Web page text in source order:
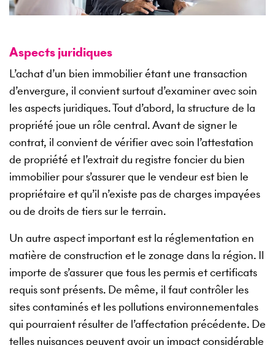
Aspects juridiques
L’achat d’un bien immobilier étant une transaction
d’envergure, il convient surtout d’examiner avec soin
les aspects juridiques. Tout d’abord, la structure de la
propriété joue un rôle central. Avant de signer le
contrat, il convient de vérifier avec soin l’attestation
de propriété et l’extrait du registre foncier du bien
immobilier pour s’assurer que le vendeur est bien le
propriétaire et qu’il n’existe pas de charges impayées
ou de droits de tiers sur le terrain.
Un autre aspect important est la réglementation en
matière de construction et le zonage dans la région. Il
importe de s’assurer que tous les permis et certificats
requis sont présents. De même, il faut contrôler les
sites contaminés et les pollutions environnementales
qui pourraient résulter de l’affectation précédente. De
telles nuisances peuvent avoir un impact considérable